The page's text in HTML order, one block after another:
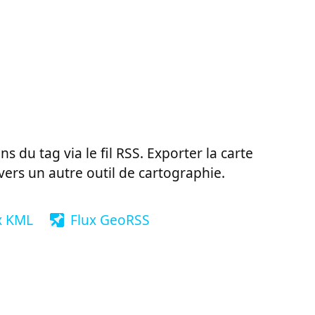
du tag via le fil RSS. Exporter la carte
un autre outil de cartographie.
KML Flux GeoRSS